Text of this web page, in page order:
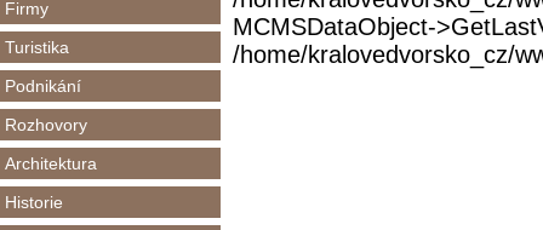
Firmy
Turistika
Podnikání
Rozhovory
Architektura
Historie
MCMSDataObject-
/home/kralovedvorsko_cz/